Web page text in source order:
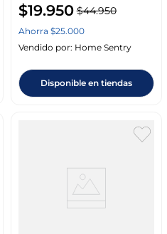
$19.950 $44.950
Ahorra $25.000
Vendido por: Home Sentry
Disponible en tiendas